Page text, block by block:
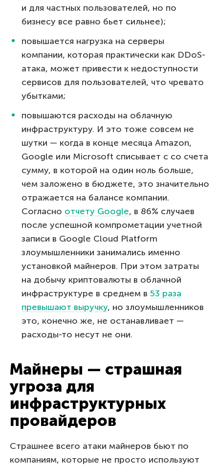
и для частных пользователей, но по
бизнесу все равно бьет сильнее);
повышается нагрузка на серверы
компании, которая практически как DDoS-
атака, может привести к недоступности
сервисов для пользователей, что чревато
убытками;
повышаются расходы на облачную
инфраструктуру. И это тоже совсем не
шутки — когда в конце месяца Amazon,
Google или Microsoft списывает с со счета
сумму, в которой на один ноль больше,
чем заложено в бюджете, это значительно
отражается на балансе компании.
Согласно отчету Google, в 86% случаев
после успешной компрометации учетной
записи в Google Cloud Platform
злоумышленники занимались именно
установкой майнеров. При этом затраты
на добычу криптовалюты в облачной
инфраструктуре в среднем в 53 раза
превышают выручку, но злоумышленников
это, конечно же, не останавливает —
расходы-то несут не они.
Майнеры — страшная
угроза для
инфраструктурных
провайдеров
Страшнее всего атаки майнеров бьют по
компаниям, которые не просто используют